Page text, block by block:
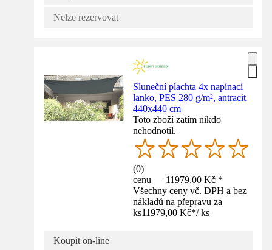
Nelze rezervovat
Sluneční plachta 4x napínací
lanko, PES 280 g/m², antracit
440x440 cm
Toto zboží zatím nikdo
nehodnotil.
(0)
cenu — 11979,00 Kč *
Všechny ceny vč. DPH a bez
nákladů na přepravu za
ks11979,00 Kč*/ ks
Koupit on-line